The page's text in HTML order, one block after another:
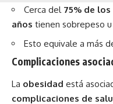
Cerca del 75% de
años tienen sobrepeso
Esto equivale a más
Complicaciones
La obesidad está
complicaciones de